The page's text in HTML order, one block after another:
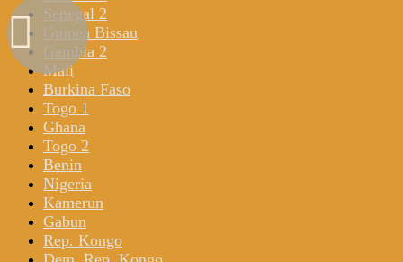
Senegal 2
Guinea Bissau
Gambia 2
Mali
Burkina Faso
Togo 1
Ghana
Togo 2
Benin
Nigeria
Kamerun
Gabun
Rep. Kongo